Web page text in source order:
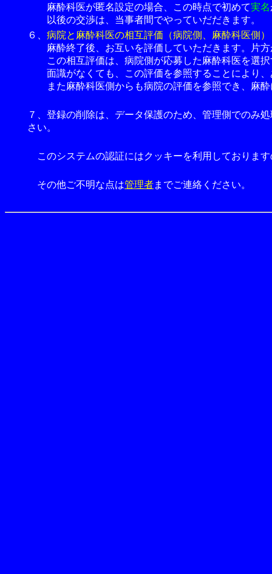
麻酔科医が匿名設定の場合、この時点で初めて実名
以後の交渉は、当事者間でやっていだだきます。
６、 病院と麻酔科医の相互評価（病院側、麻酔科医側）
麻酔終了後、お互いを評価していただきます。片方
この相互評価は、病院側が応募した麻酔科医を選択
面識がなくても、この評価を参照することにより、
また麻酔科医側からも病院の評価を参照でき、麻酔
７、登録の削除は、データ保護のため、管理側でのみ
さい。
このシステムの認証にはクッキーを利用しておりま
その他ご不明な点は管理者までご連絡ください。